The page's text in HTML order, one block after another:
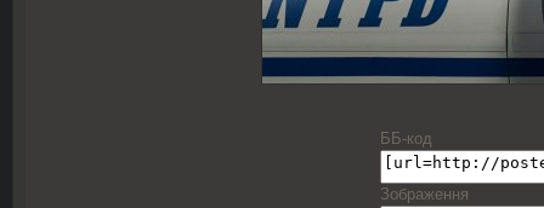
ББ-код
Зображення